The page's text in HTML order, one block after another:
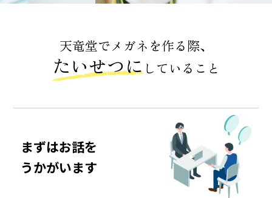
天竜堂でメガネを作る際、
たいせつにしていること
まずはお話を
うかがいます